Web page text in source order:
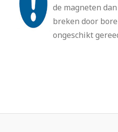
de magneten
breken door
ongeschikt